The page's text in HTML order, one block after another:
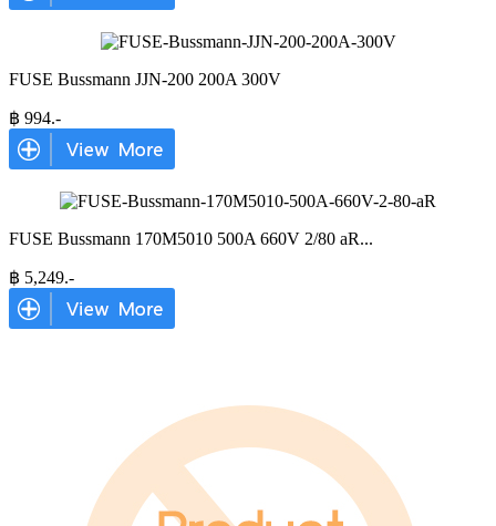
FUSE Bussmann JJN-200 200A 300V
฿ 994.-
FUSE Bussmann 170M5010 500A 660V 2/80 aR...
฿ 5,249.-